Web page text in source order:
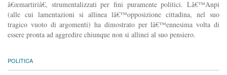
â€œmartiriâ€, strumentalizzati per fini puramente politici. Lâ€™Anpi
(alle cui lamentazioni si allinea lâ€™opposizione cittadina, nel suo
tragico vuoto di argomenti) ha dimostrato per lâ€™ennesima volta di
essere pronta ad aggredire chiunque non si allinei al suo pensiero.
POLITICA